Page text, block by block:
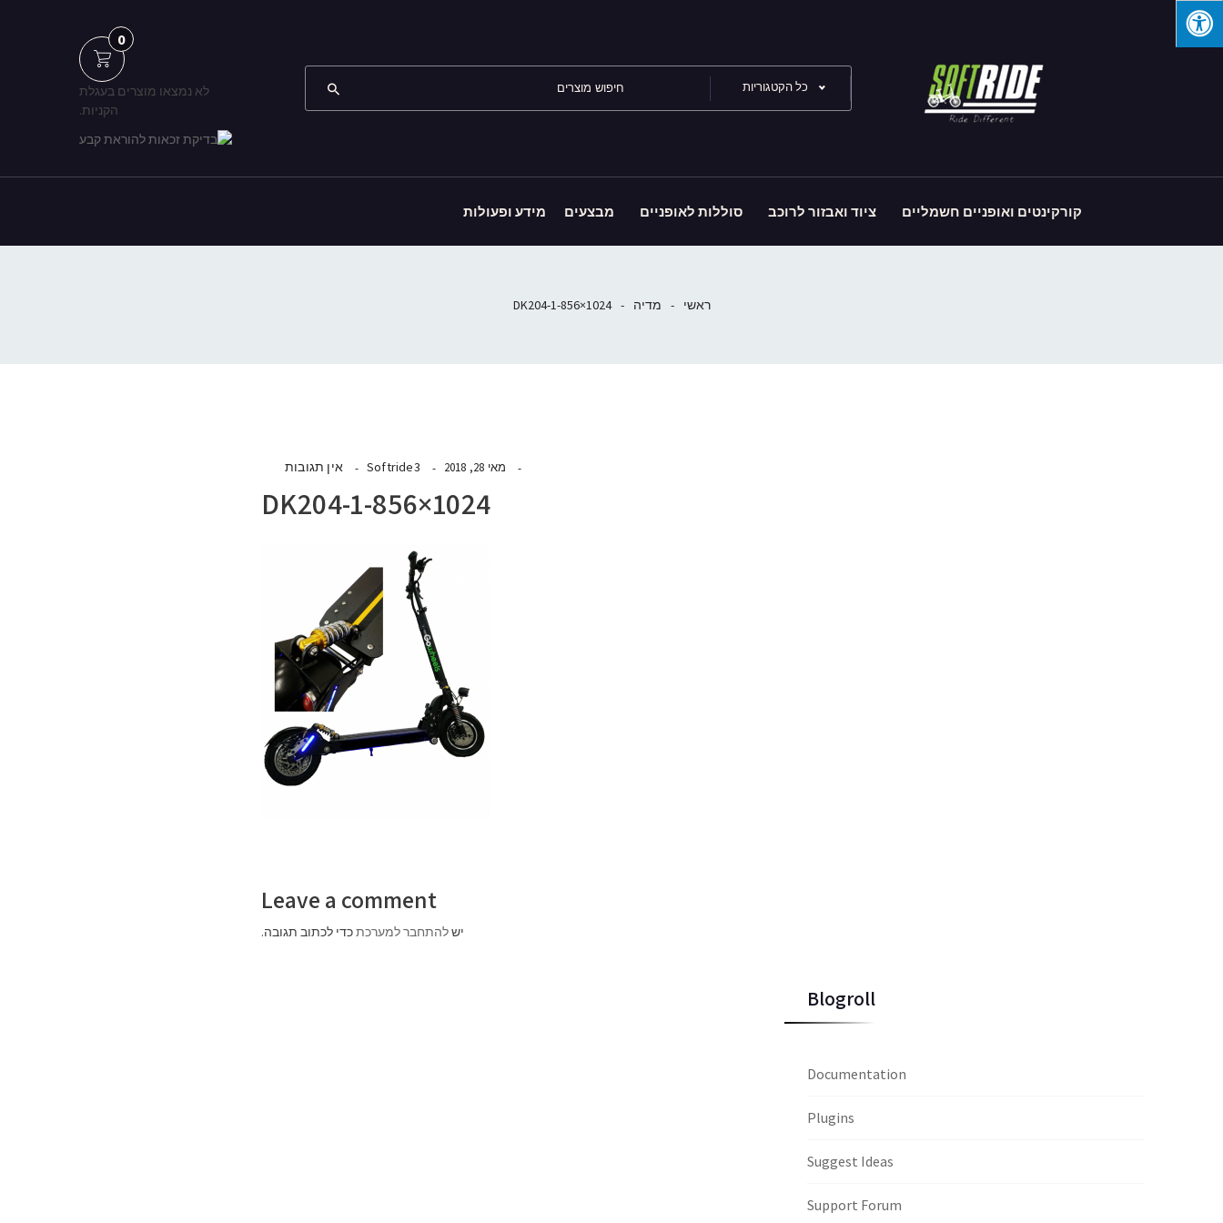
כל הקטגוריות
0
לא נמצאו מוצרים בעגלת
הקניות.
קורקינטים ואופניים חשמליים ציוד ואבזור לרוכב סוללות לאופניים מבצעים מידע ופעולות
ראשי - מדיה -
DK204-1-856×1024
מאי 28, 2018 Softride3 אין תגובות
DK204-1-856×1024
Leave a comment
ישלהתחבר למערכתכדי לכתוב תגובה.
Blogroll
Documentation
Plugins
Suggest Ideas
Support Forum